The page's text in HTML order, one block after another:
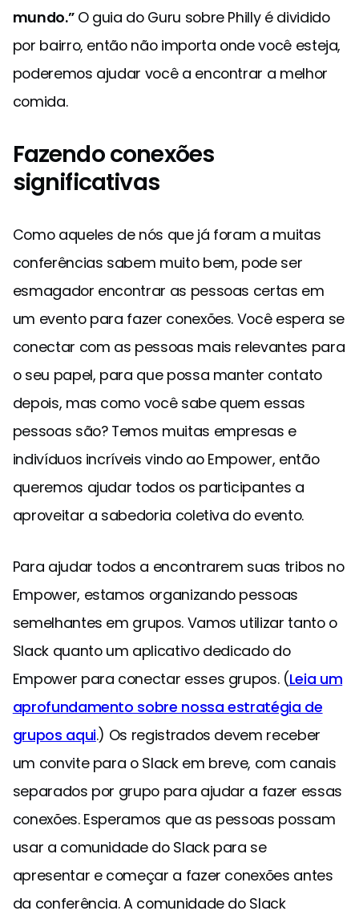
mundo.”O guia do Guru sobre Philly é dividido
por bairro, então não importa onde você esteja,
poderemos ajudar você a encontrar a melhor
comida.
Fazendo conexões
significativas
Como aqueles de nós que já foram a muitas
conferências sabem muito bem, pode ser
esmagador encontrar as pessoas certas em
um evento para fazer conexões. Você espera se
conectar com as pessoas mais relevantes para
o seu papel, para que possa manter contato
depois, mas como você sabe quem essas
pessoas são? Temos muitas empresas e
indivíduos incríveis vindo ao Empower, então
queremos ajudar todos os participantes a
aproveitar a sabedoria coletiva do evento.
Para ajudar todos a encontrarem suas tribos no
Empower, estamos organizando pessoas
semelhantes em grupos. Vamos utilizar tanto o
Slack quanto um aplicativo dedicado do
Empower para conectar esses grupos. (Leia um
aprofundamento sobre nossa estratégia de
grupos aqui.) Os registrados devem receber
um convite para o Slack em breve, com canais
separados por grupo para ajudar a fazer essas
conexões. Esperamos que as pessoas possam
usar a comunidade do Slack para se
apresentar e começar a fazer conexões antes
da conferência. A comunidade do Slack